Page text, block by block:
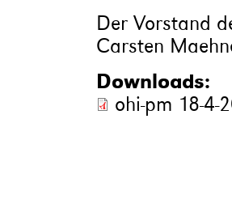
Der Vorstand
Carsten
Downloads:
ohi-pm 18-4-